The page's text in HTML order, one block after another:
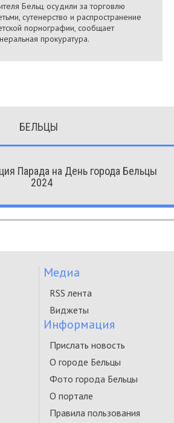
Бельц осудили за торговлю
сутенерство и распространение
порнографии, сообщает
прокуратура.
БЕЛЬЦЫ
Парада на День города Бельцы
2024
Медиа
RSS лента
Виджеты
Информация
Прислать новость
О городе Бельцы
Фото города Бельцы
О портале
Правила пользования